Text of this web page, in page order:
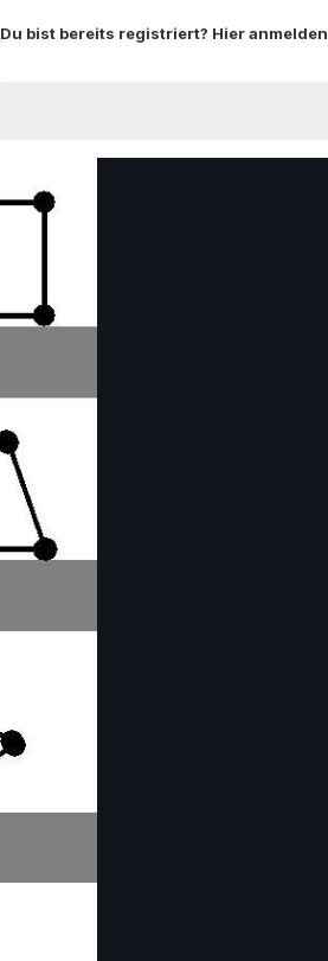
Du bist bereits registriert? Hier anmelden